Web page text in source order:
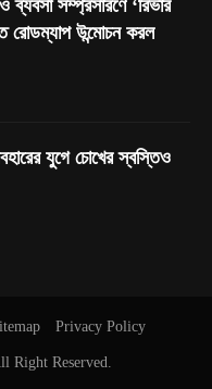
সম্প্রসারণে ‘রিভার
উন্মোচন করল
যুগে চোখের স্বস্তিও
Privacy Policy
Right Reserved.